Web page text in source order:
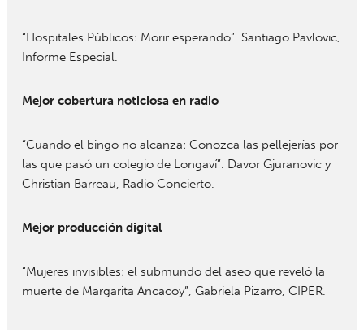
“Hospitales Públicos: Morir esperando”. Santiago Pavlovic,
Informe Especial.
Mejor cobertura noticiosa en radio
“Cuando el bingo no alcanza: Conozca las pellejerías por
las que pasó un colegio de Longaví”. Davor Gjuranovic y
Christian Barreau, Radio Concierto.
Mejor producción digital
“Mujeres invisibles: el submundo del aseo que reveló la
muerte de Margarita Ancacoy”, Gabriela Pizarro, CIPER.